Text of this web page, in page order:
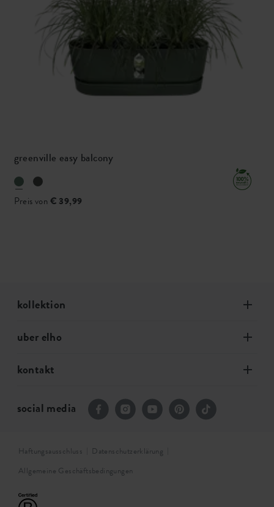
greenville easy balcony
Preis von € 39,99
kollektion
uber elho
kontakt
social media
Haftungsausschluss
Datenschutzerklärung
Allgemeine Geschäftsbedingungen